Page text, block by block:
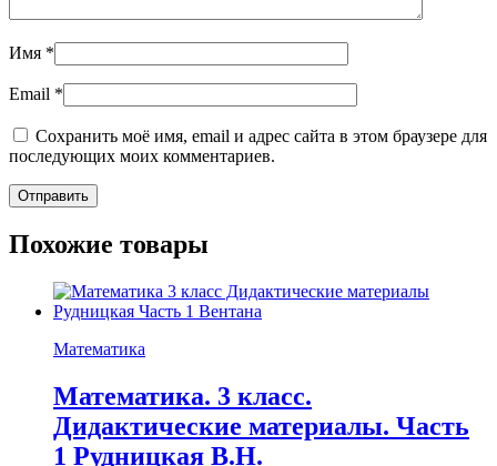
Имя *
Email *
Сохранить моё имя, email и адрес сайта в этом браузере для
последующих моих комментариев.
Похожие товары
Математика
Математика. 3 класс.
Дидактические материалы. Часть
1 Рудницкая В.Н.